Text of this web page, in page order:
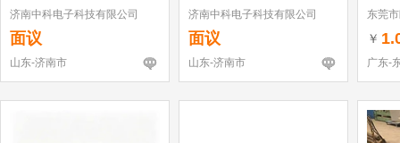
济南中科电子科技有限公司
面议
山东-济南市
济南中科电子科技有限公司
面议
山东-济南市
东莞
￥
广东-